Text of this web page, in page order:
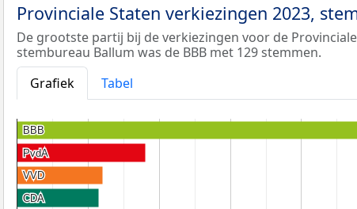
Provinciale Staten verkiezingen 2023,
De grootste partij bij de verkiezingen voor de
stembureau Ballum was de BBB met 129 stemmen.
Grafiek
Tabel
BBB
BBB
PvdA
PvdA
VVD
VVD
CDA
CDA